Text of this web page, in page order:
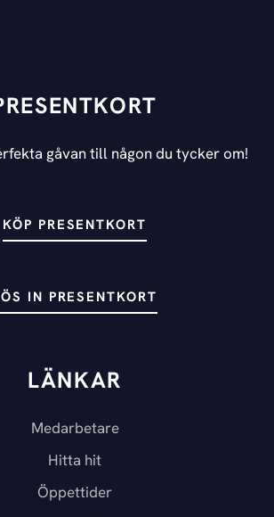
gåvan till någon du tycker om!
KÖP PRESENTKORT
IN PRESENTKORT
LÄNKAR
Medarbetare
Hitta hit
Öppettider